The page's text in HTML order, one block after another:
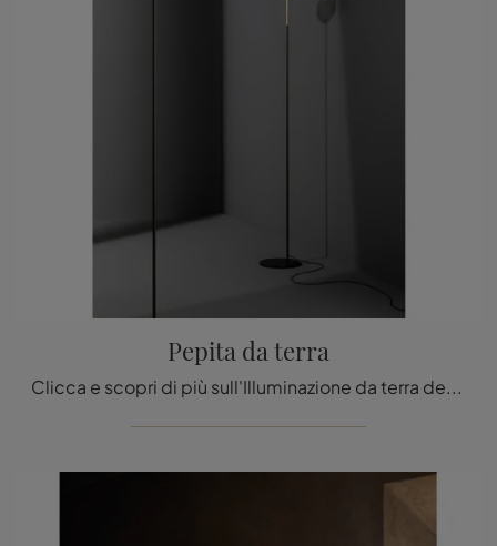
Pepita da terra
Clicca e scopri di più sull'Illuminazione da terra design di Bonaldo: il modello Pepita da terra in vetro ti attende!